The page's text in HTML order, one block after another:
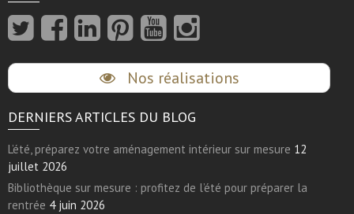
Nos réalisations
DERNIERS ARTICLES DU BLOG
L’été, préparez votre aménagement intérieur sur mesure 12
juillet 2026
Bibliothèque sur mesure : profitez de l’été pour préparer la
rentrée 4 juin 2026